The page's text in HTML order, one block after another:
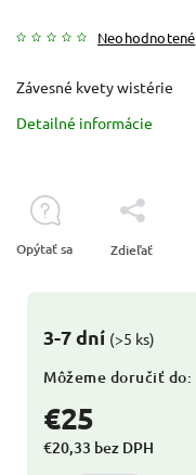
Neohodnotené
€25
€20,33 bez DPH
3-7 dní (>5 ks)
Môžeme doručiť do:
Závesné kvety wistérie
Detailné informácie
Opýtať sa Zdieľať